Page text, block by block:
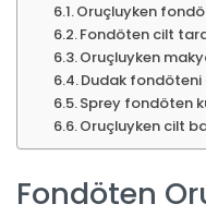
Oruçluyken
Fondöten cilt
Oruçluyken
Dudak fondöteni
Sprey fondöten
Oruçluyken cilt
Fondöten